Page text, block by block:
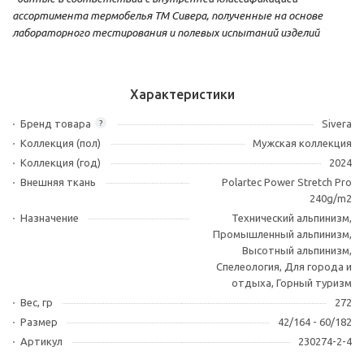
ассортимента термобелья ТМ Сивера, полученные на основе
лабораторного тестирования и полевых испытаний изделий
Характеристики
?
Бренд товара
Sivera
Коллекция (пол)
Мужская коллекция
Коллекция (год)
2024
Внешняя ткань
Polartec Power Stretch Pro
240g/m2
Назначение
Технический альпинизм,
Промышленный альпинизм,
Высотный альпинизм,
Спелеология, Для города и
отдыха, Горный туризм
Вес, гр
272
Размер
42/164 - 60/182
Артикул
230274-2-4